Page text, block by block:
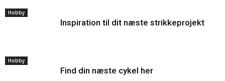
Hobby
Inspiration til dit næste strikkeprojekt
Hobby
Find din næste cykel her